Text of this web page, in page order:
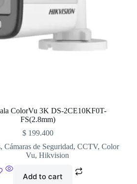
ColorVu 3K DS-2CE10KF0T-
FS(2.8mm)
$199.400
,Cámaras de Seguridad,CCTV,Color
Vu,Hikvision
Add to cart